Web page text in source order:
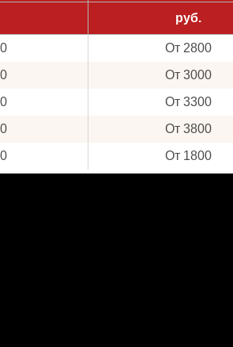
руб.
От 2800
От 3000
От 3300
От 3800
От 1800